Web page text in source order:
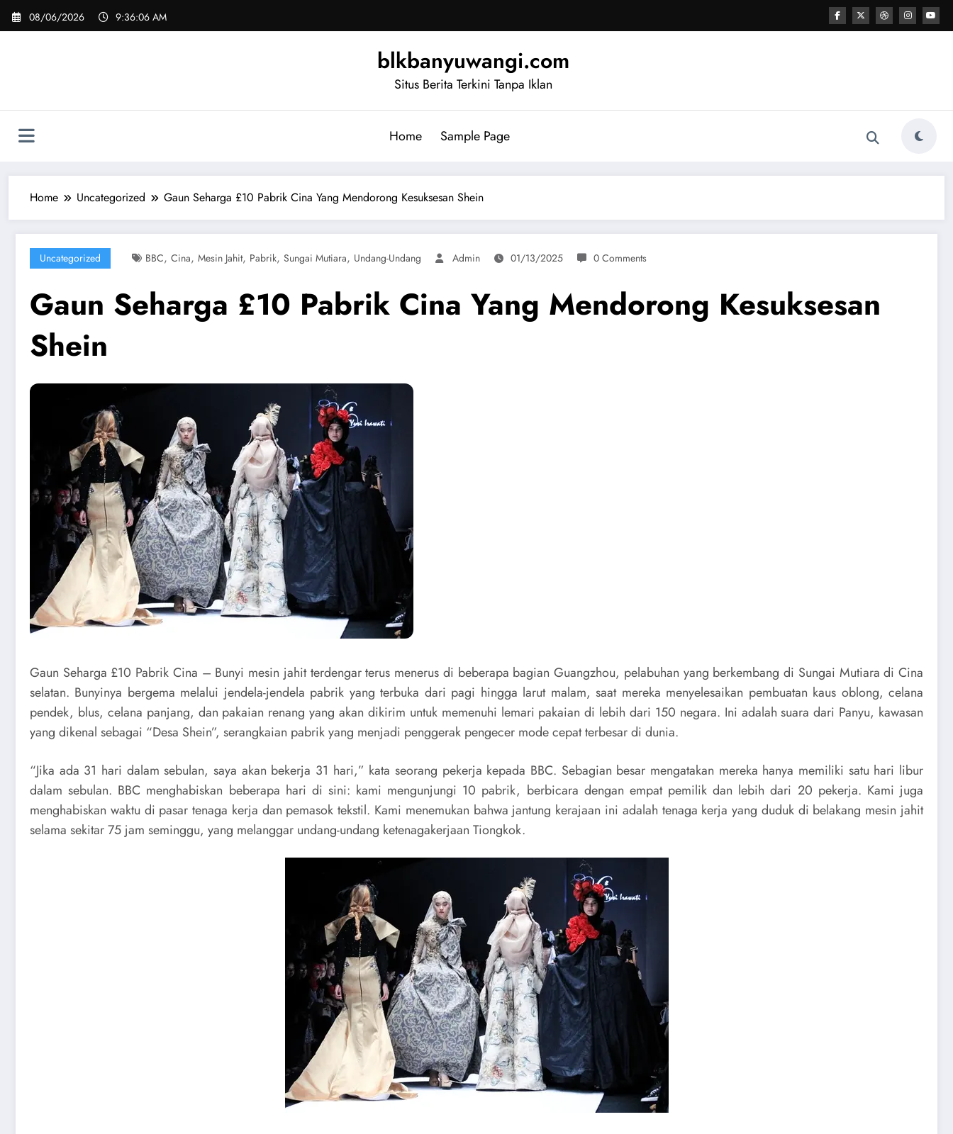
Skip
08/06/2026 9:36:07 AM
blkbanyuwangi.com
Situs Berita Terkini Tanpa Iklan
Home Sample Page
Home Uncategorized Gaun Seharga £10 Pabrik Cina Yang Mendorong Kesuksesan Shein
Uncategorized BBC, Cina, Mesin Jahit, Pabrik, Sungai Mutiara, Undang-Undang Admin 01/13/2025 0 Comments
Gaun Seharga £10 Pabrik Cina Yang Mendorong Kesuksesan
Shein
Gaun Seharga £10 Pabrik Cina – Bunyi mesin jahit terdengar terus menerus di beberapa bagian Guangzhou, pelabuhan yang berkembang di Sungai Mutiara di Cina
selatan. Bunyinya bergema melalui jendela-jendela pabrik yang terbuka dari pagi hingga larut malam, saat mereka menyelesaikan pembuatan kaus oblong, celana
pendek, blus, celana panjang, dan pakaian renang yang akan dikirim untuk memenuhi lemari pakaian di lebih dari 150 negara. Ini adalah suara dari Panyu, kawasan
yang dikenal sebagai “Desa Shein”, serangkaian pabrik yang menjadi penggerak pengecer mode cepat terbesar di dunia.
“Jika ada 31 hari dalam sebulan, saya akan bekerja 31 hari,” kata seorang pekerja kepada BBC. Sebagian besar mengatakan mereka hanya memiliki satu hari libur
dalam sebulan. BBC menghabiskan beberapa hari di sini: kami mengunjungi 10 pabrik, berbicara dengan empat pemilik dan lebih dari 20 pekerja. Kami juga
menghabiskan waktu di pasar tenaga kerja dan pemasok tekstil. Kami menemukan bahwa jantung kerajaan ini adalah tenaga kerja yang duduk di belakang mesin jahit
selama sekitar 75 jam seminggu, yang melanggar undang-undang ketenagakerjaan Tiongkok.